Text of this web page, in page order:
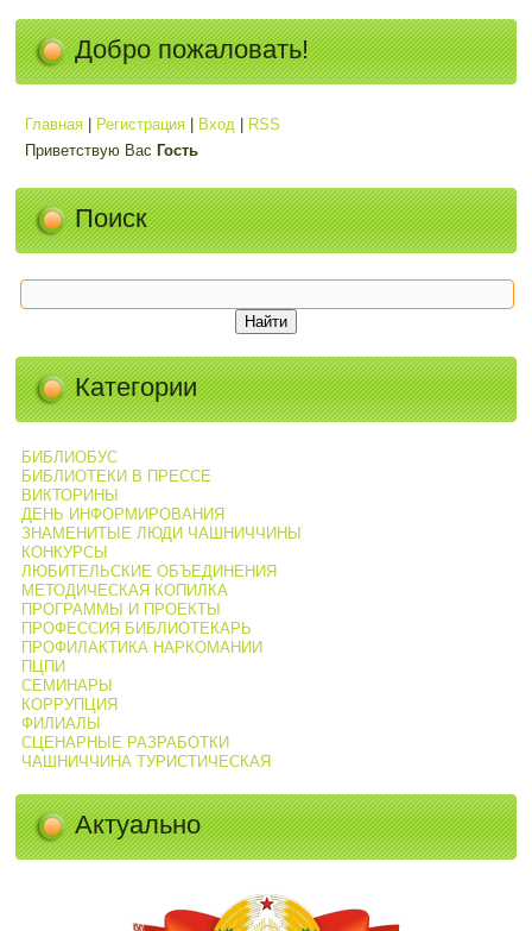
Добро пожаловать!
Главная Регистрация Вход
RSS
Приветствую Вас Гость
Поиск
Категории
БИБЛИОБУС
БИБЛИОТЕКИ В ПРЕССЕ
ВИКТОРИНЫ
ДЕНЬ ИНФОРМИРОВАНИЯ
ЗНАМЕНИТЫЕ ЛЮДИ ЧАШНИЧЧИНЫ
КОНКУРСЫ
ЛЮБИТЕЛЬСКИЕ ОБЪЕДИНЕНИЯ
МЕТОДИЧЕСКАЯ КОПИЛКА
ПРОГРАММЫ И ПРОЕКТЫ
ПРОФЕССИЯ БИБЛИОТЕКАРЬ
ПРОФИЛАКТИКА НАРКОМАНИИ
ПЦПИ
СЕМИНАРЫ
КОРРУПЦИЯ
ФИЛИАЛЫ
СЦЕНАРНЫЕ РАЗРАБОТКИ
ЧАШНИЧЧИНА ТУРИСТИЧЕСКАЯ
Актуально